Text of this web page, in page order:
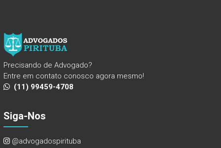
Precisando de Advogado?
Entre em contato conosco agora mesmo!
(11) 99459-4708
Siga-Nos
@advogadospirituba